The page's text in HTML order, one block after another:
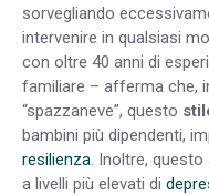
sorvegliando
intervenire in qualsiasi
con oltre 40 anni di
familiare – afferma che,
“spazzaneve”, questo
bambini più dipendenti,
resilienza . Inoltre,
a livelli più elevati di